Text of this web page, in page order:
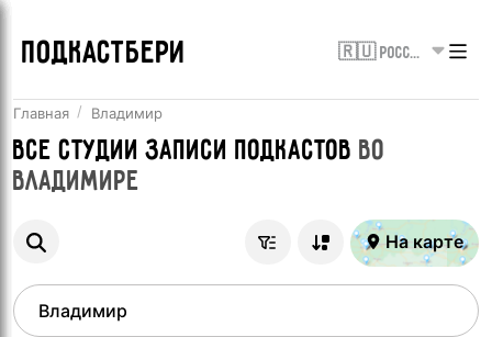
ПОДКАСТБЕРИ 🇷🇺 Россия
Главная Владимир
ВсеСтудии записи подкастов во
Владимире
На карте